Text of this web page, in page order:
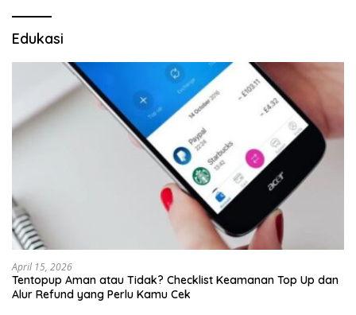
Edukasi
April 15, 2026
Tentopup Aman atau Tidak? Checklist Keamanan Top Up dan
Alur Refund yang Perlu Kamu Cek